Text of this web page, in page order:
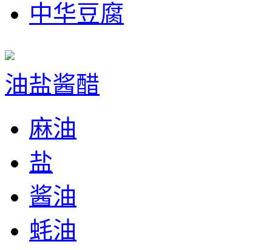
中华豆腐
油盐酱醋
麻油
盐
酱油
蚝油